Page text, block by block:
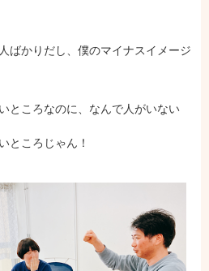
人ばかりだし、僕のマイナスイメージ
ところなのに、なんで人がいない
ところじゃん！